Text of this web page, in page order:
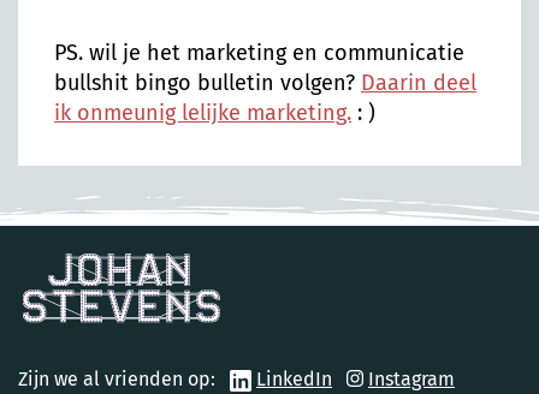
PS. wil je het marketing en communicatie
bullshit bingo bulletin volgen? Daarin deel
ik onmeunig lelijke marketing. : )
Zijn we al vrienden op: LinkedIn Instagram